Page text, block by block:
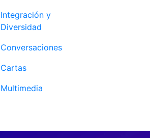
Integración y
Diversidad
Conversaciones
Cartas
Multimedia